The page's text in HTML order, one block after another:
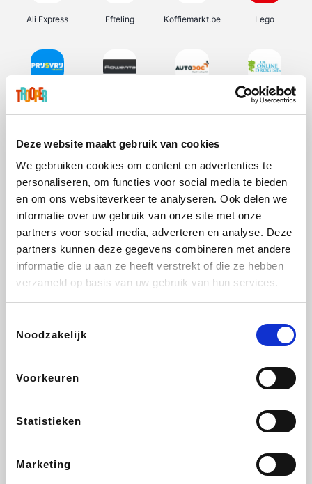
Deze website maakt gebruik van cookies
We gebruiken cookies om content en advertenties te
personaliseren, om functies voor social media te bieden
en om ons websiteverkeer te analyseren. Ook delen we
informatie over uw gebruik van onze site met onze
partners voor social media, adverteren en analyse. Deze
partners kunnen deze gegevens combineren met andere
informatie die u aan ze heeft verstrekt of die ze hebben
verzameld op basis van uw gebruik van hun services.
Noodzakelijk
Voorkeuren
Statistieken
Marketing
Ali Express Efteling Koffiemarkt.be Lego
Prijsvrij De Online Drogist
Vidaxl Plopsa Lampenlicht.be Adidas
All Accor
DectDirect ZEB
SupraBazar